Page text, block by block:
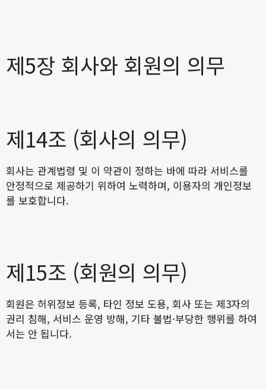
제5장 회사와 회원의 의무
제14조 (회사의 의무)
회사는 관계법령 및 이 약관이 정하는 바에 따라 서비스를
안정적으로 제공하기 위하여 노력하며, 이용자의 개인정보
를 보호합니다.
제15조 (회원의 의무)
회원은 허위정보 등록, 타인 정보 도용, 회사 또는 제3자의
권리 침해, 서비스 운영 방해, 기타 불법·부당한 행위를 하여
서는 안 됩니다.